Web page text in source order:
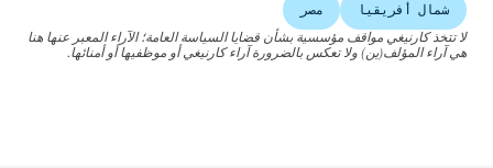
شمال أفريقيا
مصر
لا تتخذ كارنيغي مواقف مؤسسية بشأن قضايا السياسة العامة؛ الآراء المعبر عنها هنا
هي آراء المؤلف(ين) ولا تعكس بالضرورة آراء كارنيغي أو موظفيها أو أمنائها.